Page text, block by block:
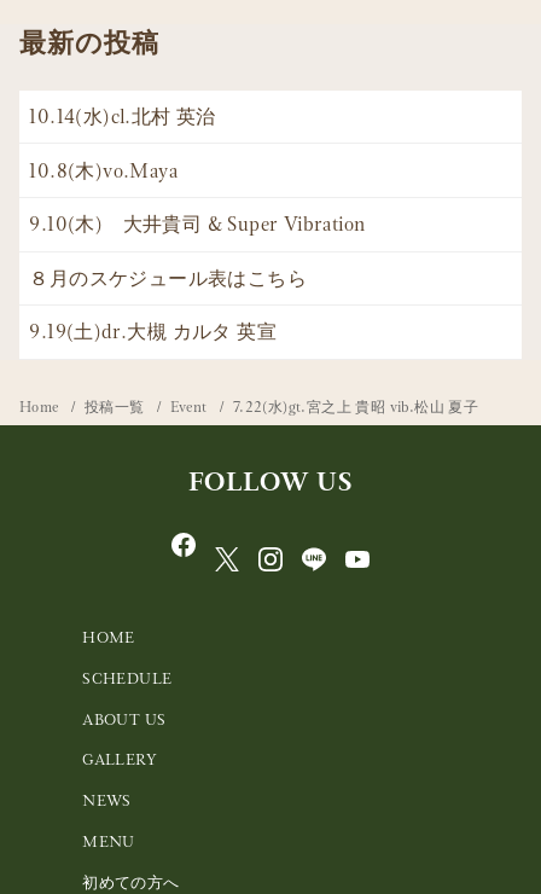
最新の投稿
10.14(水)cl.北村 英治
10.8(木)vo.Maya
9.10(木) 大井貴司 & Super Vibration
８月のスケジュール表はこちら
9.19(土)dr.大槻 カルタ 英宣
Home 投稿一覧 Event 7.22(水)gt.宮之上 貴昭 vib.松山 夏子
FOLLOW US
HOME
SCHEDULE
ABOUT US
GALLERY
NEWS
MENU
初めての方へ